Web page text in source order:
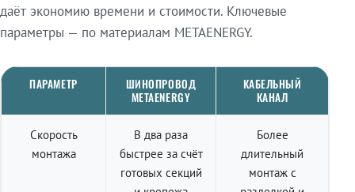
даёт экономию времени и стоимости. Ключевые
параметры — по материалам METAENERGY.
ПАРАМЕТР
ШИНОПРОВОД
METAENERGY
КАБЕЛЬНЫЙ
КАНАЛ
Скорость
монтажа
В два раза
быстрее за счёт
готовых секций
Более
длительный
монтаж с